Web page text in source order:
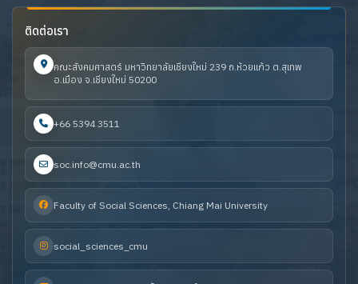
ติดต่อเรา
คณะสังคมศาสตร์ มหาวิทยาลัยเชียงใหม่ 239 ถ.ห้วยแก้ว ต.สุเทพ
อ.เมือง จ.เชียงใหม่ 50200
+66 5394 3511
soc.info@cmu.ac.th
Faculty of Social Sciences, Chiang Mai University
social_sciences_cmu